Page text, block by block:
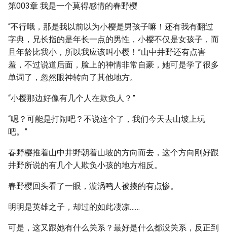
第003章 我是一个莫得感情的春野樱
“不行哦，那是我以前以为小樱是男孩子嘛！还有我有翻过
字典，兄长指的是年长一点的男性，小樱不仅是女孩子，而
且年龄比我小，所以我应该叫小樱！”山中井野还有点害
羞，不过说道后面，脸上的神情非常自豪，她可是学了很多
单词了，忽然眼神转向了其他地方。
“小樱那边好像有几个人在欺负人？”
“嗯？可能是打闹吧？不说这个了，我们今天去山坡上玩
吧。”
春野樱推着山中井野朝着山坡的方向而去，这个方向刚好跟
井野所说的有几个人欺负小孩的地方相反。
春野樱回头看了一眼，漩涡鸣人被揍的有点惨。
明明是英雄之子，却过的如此凄凉……
可是，这又跟她有什么关系？最好是什么都没关系，反正到